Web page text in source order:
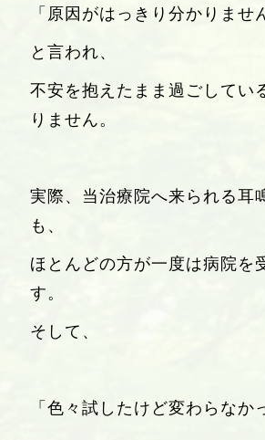
「原因がはっきり分かりませ
と言われ、
不安を抱えたまま過ごしてい
りません。
実際、当治療院へ来られる耳
も、
ほとんどの方が一度は病院を
す。
そして、
「色々試したけど変わらなか